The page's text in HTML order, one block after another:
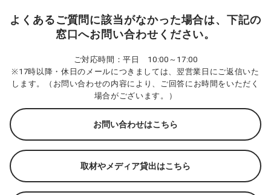
よくあるご質問に該当がなかった場合は、下記の
窓口へお問い合わせください。
ご対応時間：平日 10:00～17:00
※17時以降・休日のメールにつきましては、翌営業日にご返信いた
します。（お問い合わせの内容により、ご回答にお時間をいただく
場合がございます。）
お問い合わせはこちら
取材やメディア貸出はこちら